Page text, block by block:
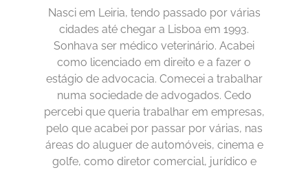
Nasci em Leiria, tendo passado por várias
cidades até chegar a Lisboa em 1993.
Sonhava ser médico veterinário. Acabei
como licenciado em direito e a fazer o
estágio de advocacia. Comecei a trabalhar
numa sociedade de advogados. Cedo
percebi que queria trabalhar em empresas,
pelo que acabei por passar por várias, nas
áreas do aluguer de automóveis, cinema e
golfe, como diretor comercial, jurídico e